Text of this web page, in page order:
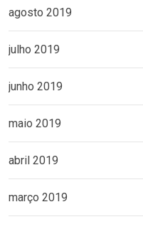
agosto 2019
julho 2019
junho 2019
maio 2019
abril 2019
março 2019